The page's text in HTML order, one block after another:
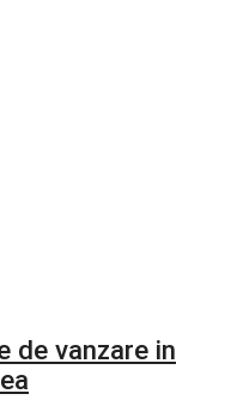
de vanzare in